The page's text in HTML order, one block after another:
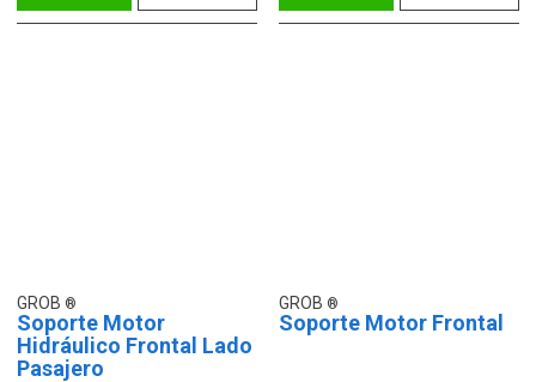
GROB
Soporte Motor
Hidráulico Frontal Lado
Pasajero
GROB
Soporte Motor Frontal